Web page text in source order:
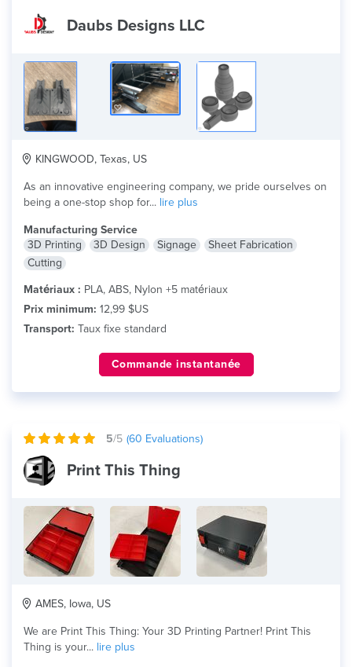
Daubs Designs LLC
KINGWOOD, Texas, US
As an innovative engineering company, we pride ourselves on
being a one-stop shop for... lire plus
Manufacturing Service
3D Printing
3D Design Signage
Sheet Fabrication
Cutting
Matériaux : PLA, ABS, Nylon +5 matériaux
Prix minimum: 12,99 $US
Transport: Taux fixe standard
Commande instantanée
5/5 (60 Evaluations)
Print This Thing
AMES, Iowa, US
We are Print This Thing: Your 3D Printing Partner! Print This
Thing is your... lire plus